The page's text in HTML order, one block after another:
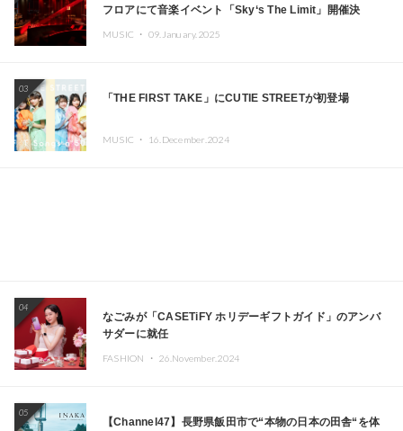
フロアにて音楽イベント「Sky‘s The Limit」開催決
MUSIC ・ 09.January.2025
03
「THE FIRST TAKE」にCUTIE STREETが初登場
MUSIC ・ 16.December.2024
04
なごみが「CASETiFY ホリデーギフトガイド」のアンバ
サダーに就任
FASHION ・ 26.November.2024
05
【Channel47】長野県飯田市で“本物の日本の田舎“を体